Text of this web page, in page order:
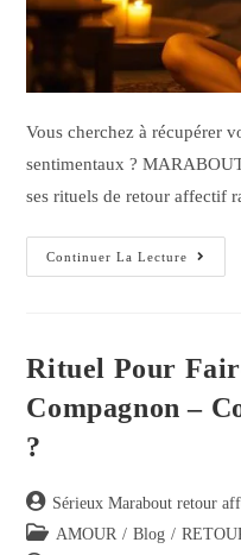
Vous cherchez à récupérer
sentimentaux ?
ses rituels de retour affectif
Continuer La Lecture
Rituel Pour
Compagnon –
?
Sérieux Marabout retour
AMOUR / Blog /